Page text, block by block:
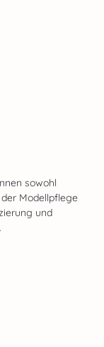
sowohl
Modellpflege
und